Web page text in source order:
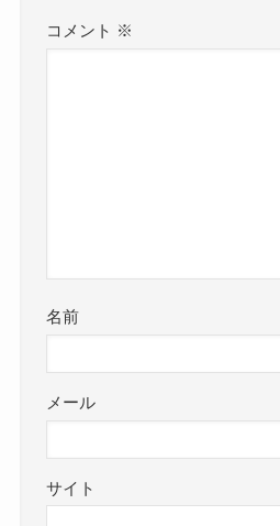
コメント ※
名前
メール
サイト